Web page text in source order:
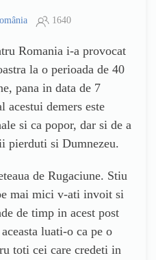
1640
Romania i-a provocat
la o perioada de 40
pana in data de 7
demers este
si ca popor, dar si de a
pierduti si Dumnezeu.
de Rugaciune. Stiu
mai mici v-ati invoit si
de timp in acest post
luati-o ca pe o
toti cei care credeti in